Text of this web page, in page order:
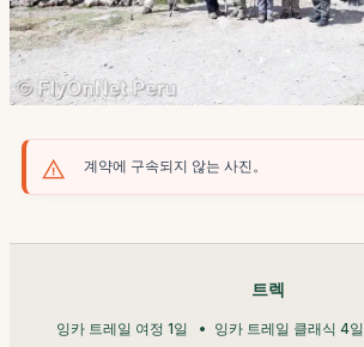
계약에 구속되지 않는 사진。
트렉
잉카 트레일 여정 1일 잉카 트레일 클래식 4일